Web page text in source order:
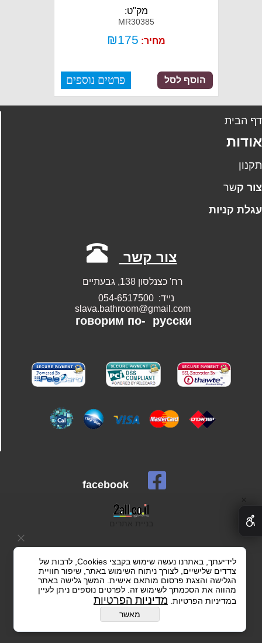
מק"ט:
MR30385
מחיר: ₪175
פרטים נוספים הוסף לסל
הבית
ר קשר
קניות
צור קשר
רח' כצנלסון 138, גבעתיים
נייד: 054-6517500
slava.bathroom@gmail.com
говорим по-русски
facebook
לידיעתך, באתרנו נעשה שימוש בקבצי Cookies, לרבות של
צדדים שלישיים, לצורך ניתוח השימוש באתר, שיפור חוויית
הגלישה והצגת פרסום מותאם אישית. המשך גלישה באתר
מהווה את הסכמתך לשימוש זה. לפרטים נוספים ניתן לעיין
במדיניות הפרטיות. מדיניות הפרטיות
מאשר